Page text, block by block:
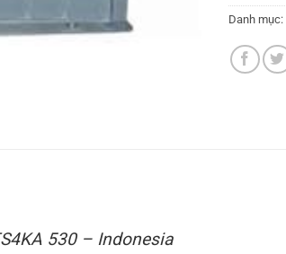
Danh mục:
530 – Indonesia